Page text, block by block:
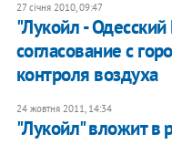
27 січня 2010, 09:47
"Лукойл -
согласование с
контроля воздуха
24 жовтня 2011, 14:34
"Лукойл" вложит в